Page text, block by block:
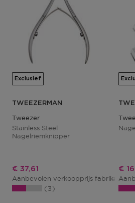
Exclusief
TWEEZERMAN
Tweezer
Stainless Steel
Nagelriemknipper
Kortingsprijs
€ 37,61
Aanbevolen verkoopprijs fabrikant€
3
€